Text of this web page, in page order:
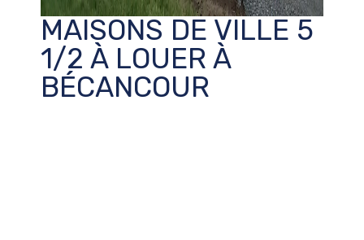
MAISONS DE VILLE 5
1/2 À LOUER À
BÉCANCOUR